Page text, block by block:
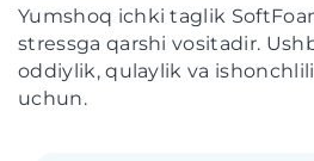
Yumshoq ichki taglik
stressga qarshi vositadir.
oddiylik, qulaylik va
uchun.